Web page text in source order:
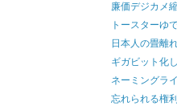
廉価デジカメ
トースターゆ
日本人の畳離
ギガビット化
ネーミングラ
忘れられる権利